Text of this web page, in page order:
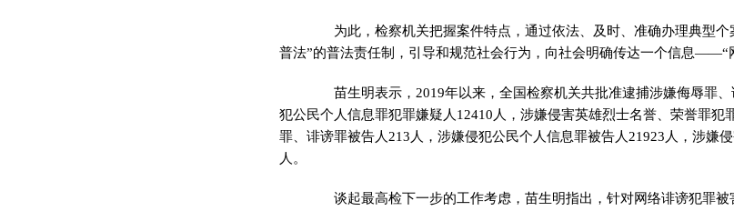
为此，检察机关把握案件特点，通过依法、及时、准确办理典型个
普法”的普法责任制，引导和规范社会行为，向社会明确传达一个信息——“
苗生明表示，2019年以来，全国检察机关共批准逮捕涉嫌侮辱罪、
犯公民个人信息罪犯罪嫌疑人12410人，涉嫌侵害英雄烈士名誉、荣誉罪犯
罪、诽谤罪被告人213人，涉嫌侵犯公民个人信息罪被告人21923人，涉嫌
人。
谈起最高检下一步的工作考虑，苗生明指出，针对网络诽谤犯罪被